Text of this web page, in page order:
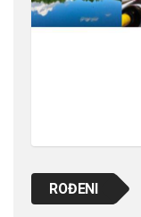
ROĐENI